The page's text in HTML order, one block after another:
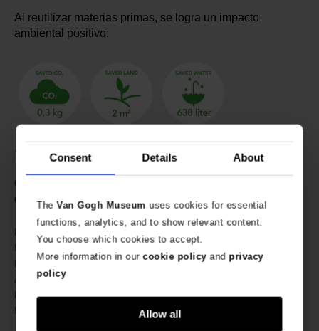
Consent Details About
TheVan Gogh Museum uses cookies for essential
functions, analytics, and to show relevant content.
You choose which cookies to accept.
More information in ourcookie policyand privacy
policy
Allow all
Al reutilizar materias primas, se logra un impacto
ambiental positivo:
Especificaciones
Color amarillo claro en la parte trasera. Medidas: 40 x 40
cm.
No. de artículo:
Marca: Van Gogh Museum
Length: 40 cm
Ancho:
Peso: 85 gram
Material: 100% algodón reciclado